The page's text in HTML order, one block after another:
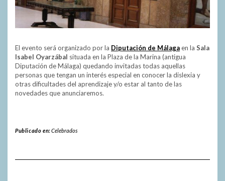
El evento será organizado por la Diputación de Málagaen la Sala
Isabel Oyarzábal situada en la Plaza de la Marina (antigua
Diputación de Málaga) quedando invitadas todas aquellas
personas que tengan un interés especial en conocer la dislexia y
otras dificultades del aprendizaje y/o estar al tanto de las
novedades que anunciaremos.
Publicado en:Celebrados